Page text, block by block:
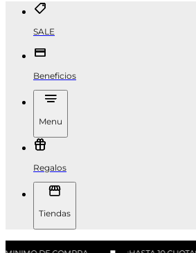
SALE
Beneficios
Menu
Regalos
Tiendas